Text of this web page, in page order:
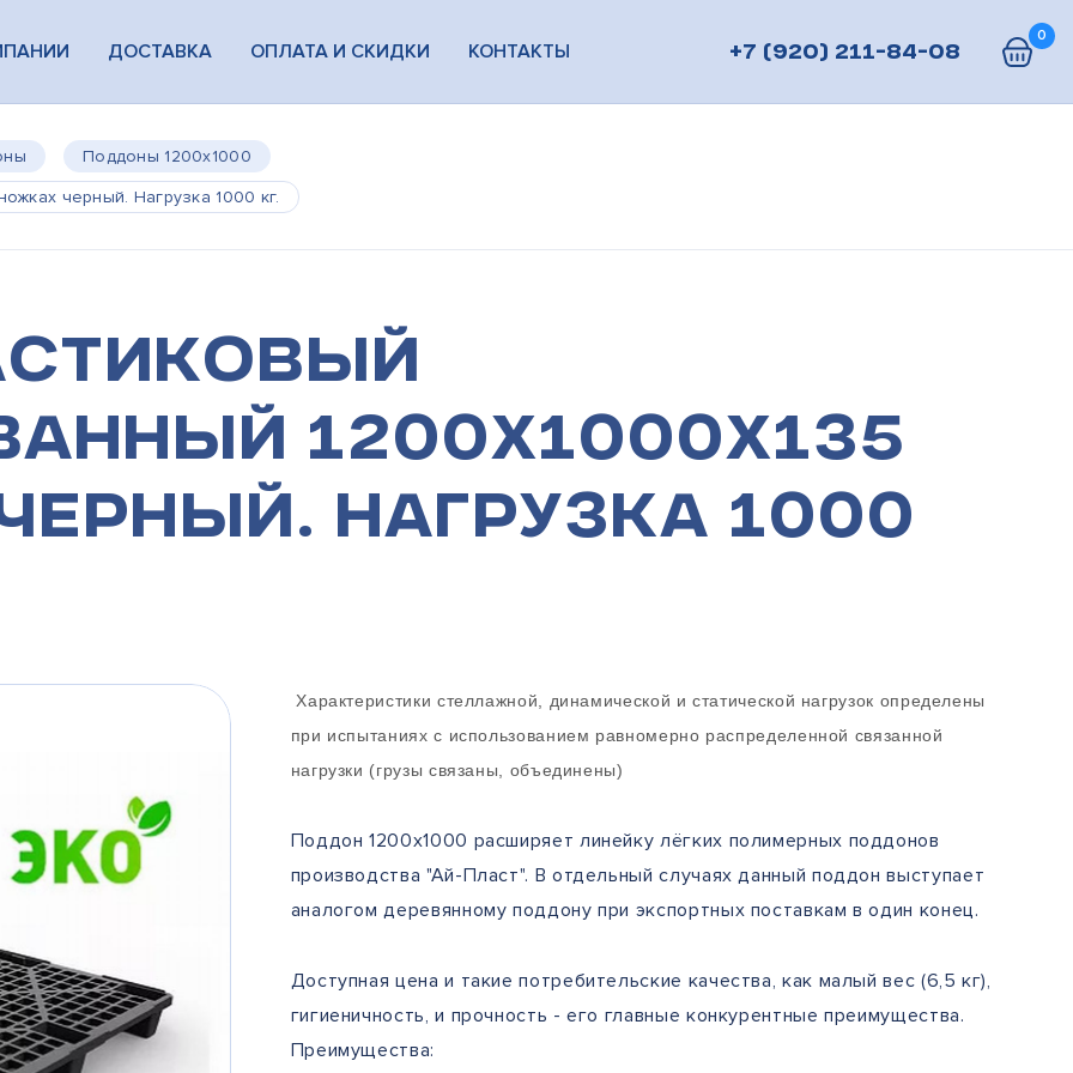
ДОСТАВКА ОПЛАТА И СКИДКИ КОНТАКТЫ +7 (920) 211-84-08
0
Поддоны 1200х1000
черный. Нагрузка 1000 кг.
1200х1000х135
Нагрузка 1000
Характеристики стеллажной, динамической и статической нагрузок определены
при испытаниях с использованием равномерно распределенной связанной
нагрузки (грузы связаны, объединены)
Поддон 1200х1000 расширяет линейку лёгких полимерных поддонов
производства "Ай-Пласт". В отдельный случаях данный поддон выступает
аналогом деревянному поддону при экспортных поставкам в один конец.
Доступная цена и такие потребительские качества, как малый вес (6,5 кг),
гигиеничность, и прочность - его главные конкурентные преимущества.
Преимущества: